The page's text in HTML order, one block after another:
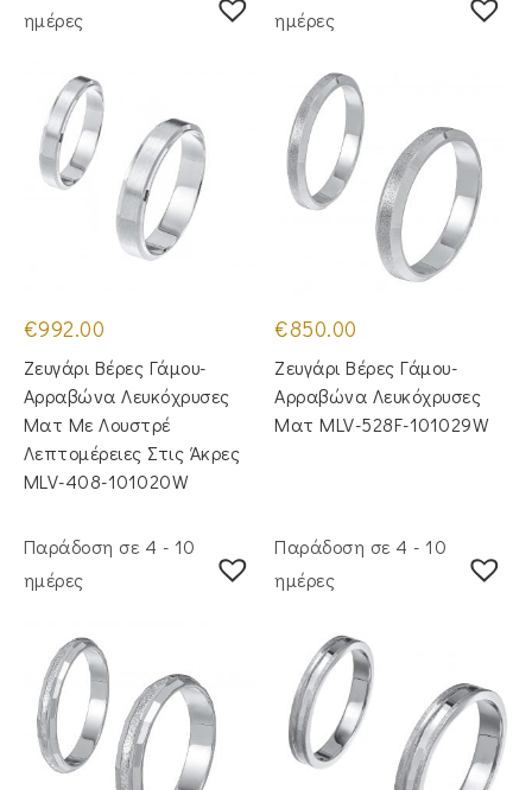
ημέρες
€992.00
Ζευγάρι Βέρες Γάμου-
Αρραβώνα Λευκόχρυσες
Ματ Με Λουστρέ
Λεπτομέρειες Στις Άκρες
MLV-408-101020W
ημέρες
€850.00
Ζευγάρι Βέρες Γάμου-
Αρραβώνα Λευκόχρυσες
Ματ MLV-528F-101029W
Παράδοση σε 4 - 10
ημέρες
Παράδοση σε 4 - 10
ημέρες